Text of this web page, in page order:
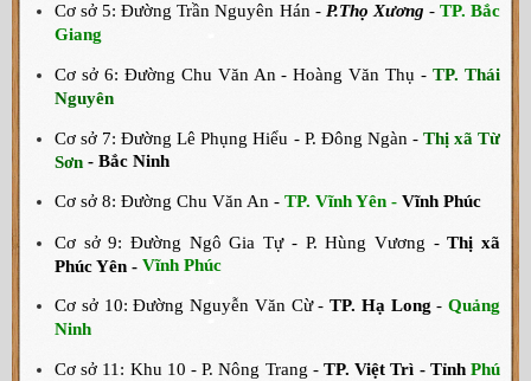
Cơ sở 5: Đường Trần Nguyên Hán - P.Thọ Xương - TP. Bắc
Giang
Cơ sở 6: Đường Chu Văn An - Hoàng Văn Thụ -TP. Thái
Nguyên
Cơ sở 7: Đường Lê Phụng Hiểu - P. Đông Ngàn - Thị xã Từ
Sơn - Bắc Ninh
Cơ sở 8: Đường Chu Văn An - TP. Vĩnh Yên - Vĩnh Phúc
Cơ sở 9: Đường Ngô Gia Tự - P. Hùng Vương -Thị xã
Phúc Yên - Vĩnh Phúc
Cơ sở 10: Đường Nguyễn Văn Cừ - TP. Hạ Long - Quảng
Ninh
Cơ sở 11: Khu 10 - P. Nông Trang - TP. Việt Trì - TỉnhPhú